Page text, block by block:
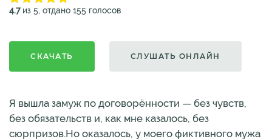
4.7из 5, отдано 155 голосов
СКАЧАТЬ СЛУШАТЬ ОНЛАЙН
Я вышла замуж по договорённости — без чувств,
без обязательств и, как мне казалось, без
сюрпризов.Но оказалось, у моего фиктивного мужа